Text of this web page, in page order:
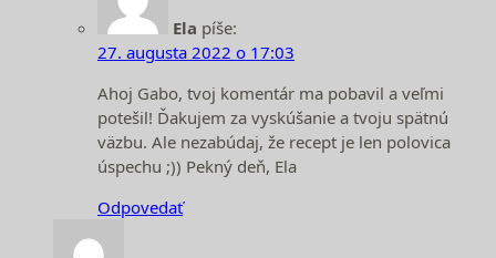
Ela píše:
27. augusta 2022 o 17:03
Ahoj Gabo, tvoj komentár ma pobavil a veľmi
potešil! Ďakujem za vyskúšanie a tvoju spätnú
väzbu. Ale nezabúdaj, že recept je len polovica
úspechu ;)) Pekný deň, Ela
Odpovedať